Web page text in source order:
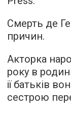
Смерть де
причин.
Акторка
року в
її батьків
сестрою